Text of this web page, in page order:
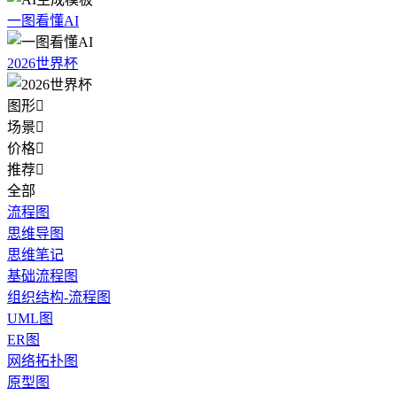
一图看懂AI
2026世界杯
图形
场景
价格
推荐
全部
流程图
思维导图
思维笔记
基础流程图
组织结构-流程图
UML图
ER图
网络拓扑图
原型图